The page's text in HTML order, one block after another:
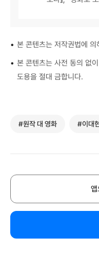
• 본 콘텐츠는 저작권법에
• 본 콘텐츠는 사전 동의 없
도용을 절대 금합니다.
#원작 대 영화 #이대
앱